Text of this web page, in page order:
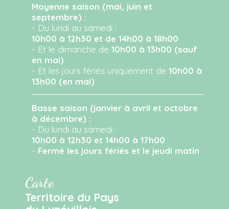
Moyenne saison (mai, juin et
septembre) :
- Du lundi au samedi :
10h00 à 12h30 et de 14h00 à 18h00
- Et le dimanche de10h00 à 13h00 (sauf
en mai)
- Et les jours fériés uniquement de10h00 à
13h00 (en mai)
Basse saison (janvier à avril et octobre
à décembre) :
- Du lundi au samedi :
10h00 à 12h30 et 14h00 à 17h00
- Fermé les jours fériés et le jeudi matin
Carte
Territoire du Pays